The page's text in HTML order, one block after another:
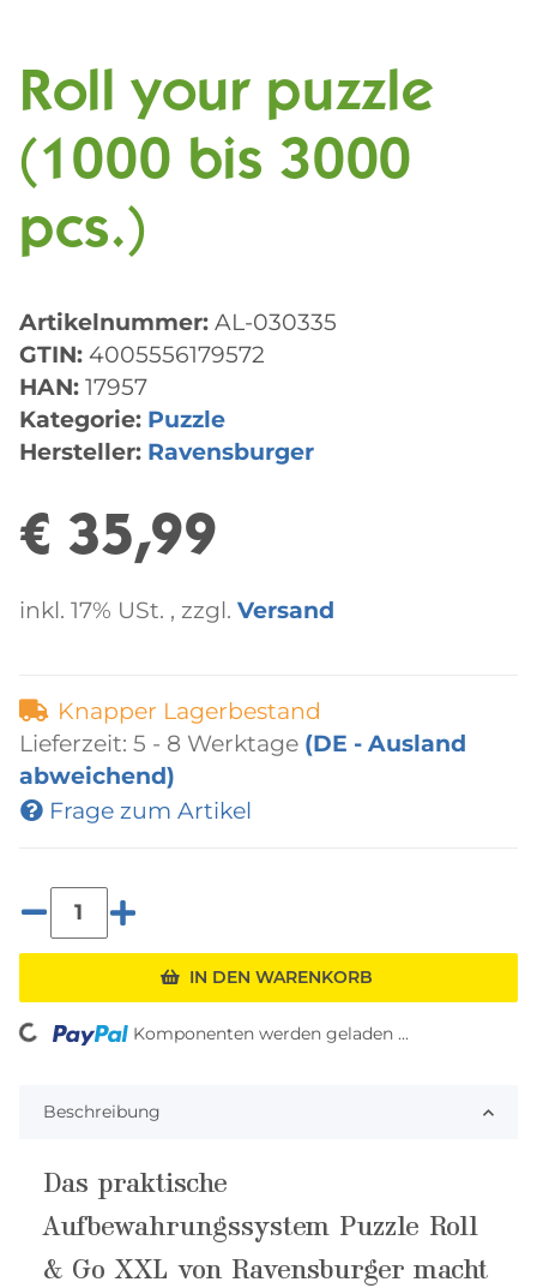
Roll your puzzle
(1000 bis 3000
pcs.)
Artikelnummer: AL-030335
GTIN: 4005556179572
HAN: 17957
Kategorie: Puzzle
Hersteller: Ravensburger
€ 35,99
inkl. 17% USt. , zzgl. Versand
Knapper Lagerbestand
Lieferzeit: 5 - 8 Werktage (DE - Ausland
abweichend)
Frage zum Artikel
IN DEN WARENKORB
Komponenten werden geladen ...
Beschreibung
Das praktische
Aufbewahrungssystem Puzzle Roll
& Go XXL von Ravensburger macht